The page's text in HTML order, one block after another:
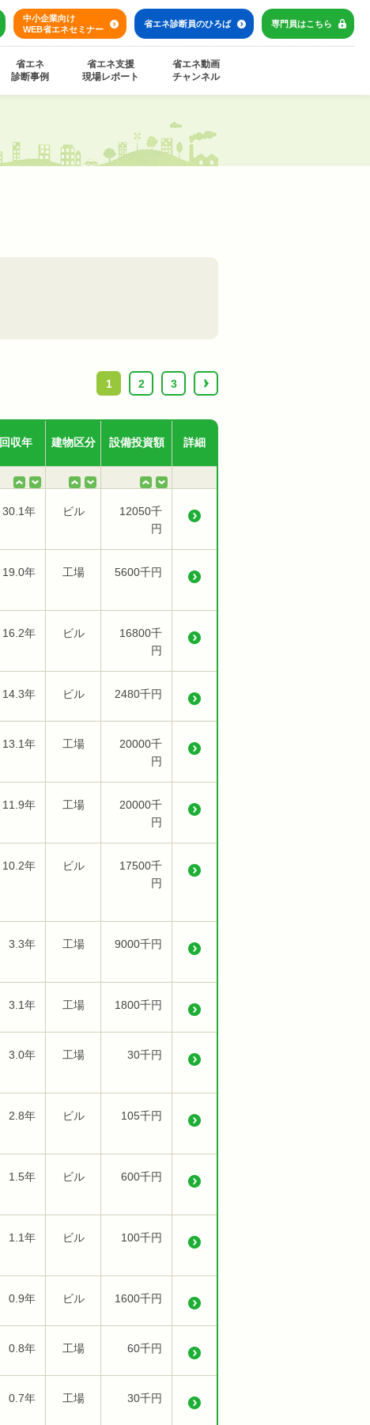
中小企業向け
WEB省エネセミナー
省エネ診断員のひろば 専門員はこちら
省エネ
診断事例
省エネ支援
現場レポート
省エネ動画
チャンネル
1
2 3 ›
回収年 建物区分 設備投資額 詳細
30.1年 ビル
12050千
円
19.0年 工場 5600千円
16.2年 ビル
16800千
円
14.3年 ビル 2480千円
13.1年 工場
20000千
円
11.9年 工場
20000千
円
10.2年 ビル
17500千
円
3.3年 工場 9000千円
3.1年 工場 1800千円
3.0年 工場 30千円
2.8年 ビル 105千円
1.5年 ビル 600千円
1.1年 ビル 100千円
0.9年 ビル 1600千円
0.8年 工場 60千円
0.7年 工場 30千円